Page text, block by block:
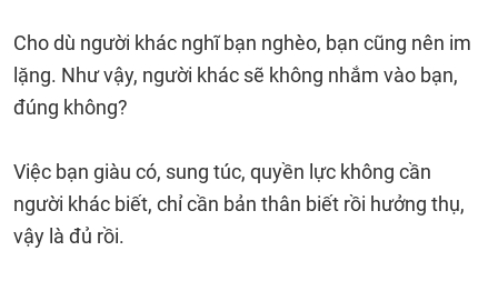
Cho dù người khác nghĩ bạn nghèo, bạn cũng nên im
lặng. Như vậy, người khác sẽ không nhắm vào bạn,
đúng không?
Việc bạn giàu có, sung túc, quyền lực không cần
người khác biết, chỉ cần bản thân biết rồi hưởng thụ,
vậy là đủ rồi.